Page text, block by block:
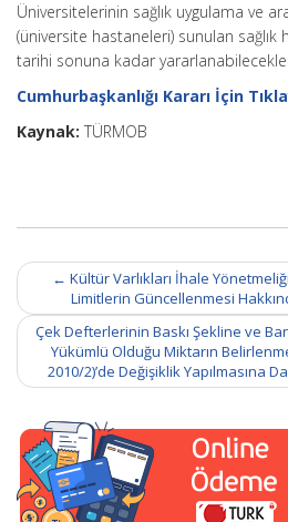
Üniversitelerinin sağlık uygulama ve
(üniversite hastaneleri) sunulan
tarihi sonuna kadar
Cumhurbaşkanlığı Kararı İçin
Kaynak: TÜRMOB
Post
navigation
← Kültür Varlıkları İhale
Limitlerin Güncellenmesi
Çek Defterlerinin Baskı Şekline ve
Yükümlü Olduğu Miktarın
2010/2)’de Değişiklik Yapılmasına